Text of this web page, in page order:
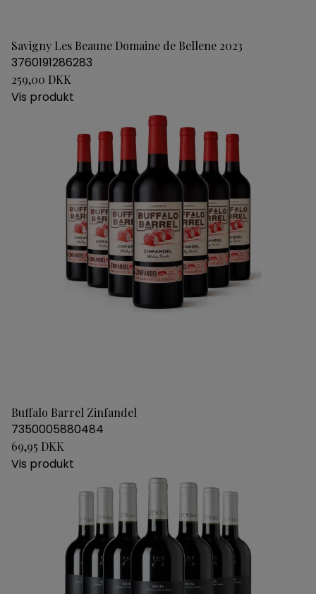
Savigny Les Beaune Domaine de Bellene 2023
3760191286283
259,00 DKK
Vis produkt
Buffalo Barrel Zinfandel
7350005880484
69,95 DKK
Vis produkt